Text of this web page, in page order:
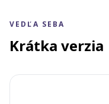
VEDĽA SEBA
Krátka verzia